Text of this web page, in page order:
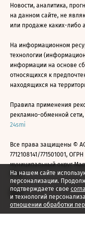
На нашем сайте
персонализации.
подтверждаете свое
и технологий
отношении обработки
Новости, аналитика,
на данном сайте, не
или продаже каких-либо
На информационном
технологии
информации на основе
относящихся к
находящихся на
Правила применения
рекламно-обменной
24smi
Все права защищены ©
7712108141/771501001,
муниципальный округ
2026